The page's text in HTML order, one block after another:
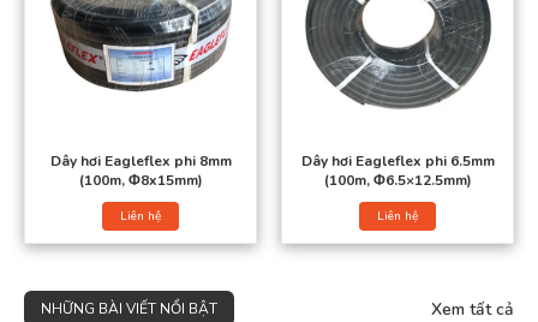
Dây hơi Eagleflex phi 8mm
(100m, Φ8x15mm)
Liên hệ
Dây hơi Eagleflex phi 6.5mm
(100m, Φ6.5×12.5mm)
Liên hệ
NHỮNG BÀI VIẾT NỔI BẬT Xem tất cả